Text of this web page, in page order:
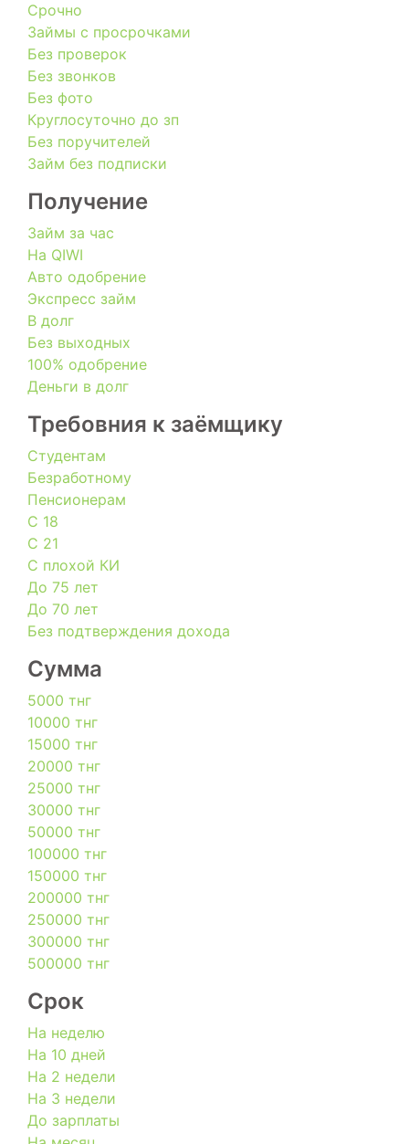
Срочно
Займы с просрочками
Без проверок
Без звонков
Без фото
Круглосуточно до зп
Без поручителей
Займ без подписки
Получение
Займ за час
На QIWI
Авто одобрение
Экспресс займ
В долг
Без выходных
100% одобрение
Деньги в долг
Требовния к заёмщику
Студентам
Безработному
Пенсионерам
С 18
С 21
С плохой КИ
До 75 лет
До 70 лет
Без подтверждения дохода
Сумма
5000 тнг
10000 тнг
15000 тнг
20000 тнг
25000 тнг
30000 тнг
50000 тнг
100000 тнг
150000 тнг
200000 тнг
250000 тнг
300000 тнг
500000 тнг
Срок
На неделю
На 10 дней
На 2 недели
На 3 недели
До зарплаты